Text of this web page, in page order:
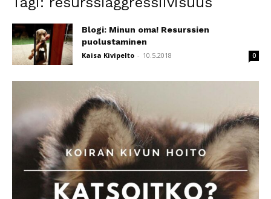
Blogi: Minun oma! Resurssien
puolustaminen
Kaisa Kivipelto - 10.5.2018 0